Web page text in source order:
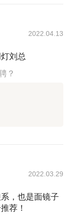
2022.04.13
刘总
？
2022.03.29
，也是面镜子
荐！